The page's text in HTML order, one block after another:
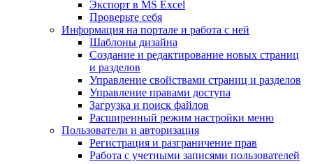
Экспорт в MS Excel
Проверьте себя
Информация на портале и работа с ней
Шаблоны дизайна
Создание и редактирование новых страниц
и разделов
Управление свойствами страниц и разделов
Управление правами доступа
Загрузка и поиск файлов
Расширенный режим настройки меню
Пользователи и авторизация
Регистрация и разграничение прав
Работа с учетными записями пользователей